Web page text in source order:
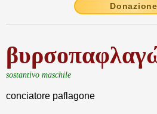
Donazione
sostantivo maschile
conciatore paflagone